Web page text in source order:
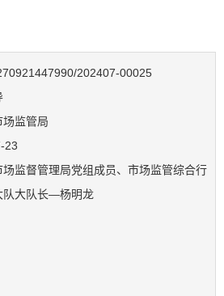
202407-00025
场监管局
23
场监督管理局党组成员、市场监管综合行
队大队长—杨明龙